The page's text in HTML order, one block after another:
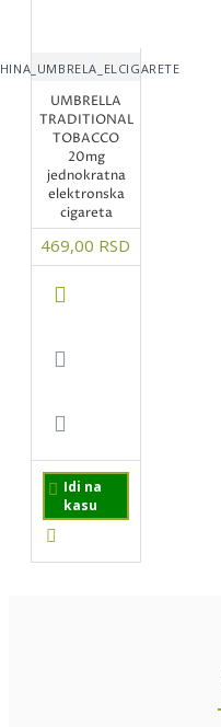
UMBRELLA
TRADITIONAL
TOBACCO
20mg
jednokratna
elektronska
cigareta
469,00 RSD
Idi na
kasu